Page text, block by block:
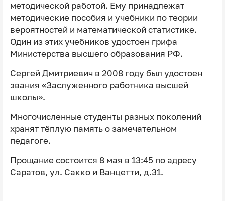
методической работой. Ему принадлежат
методические пособия и учебники по теории
вероятностей и математической статистике.
Один из этих учебников удостоен грифа
Министерства высшего образования РФ.
Сергей Дмитриевич в 2008 году был удостоен
звания «Заслуженного работника высшей
школы».
Многочисленные студенты разных поколений
хранят тёплую память о замечательном
педагоге.
Прощание состоится 8 мая в 13:45 по адресу
Саратов, ул. Сакко и Ванцетти, д.31.